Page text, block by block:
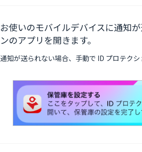
お使いのモバイルデバイスに通知
ンのアプリを開きます。
通知が送られない場合、手動で ID プロテク